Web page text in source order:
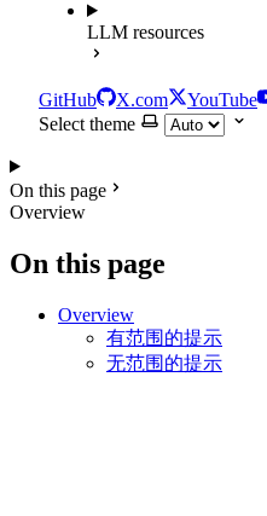
LLM resources
GitHub X.com
YouTube
Select theme
On this page
Overview
On this page
Overview
有范围的提示
无范围的提示